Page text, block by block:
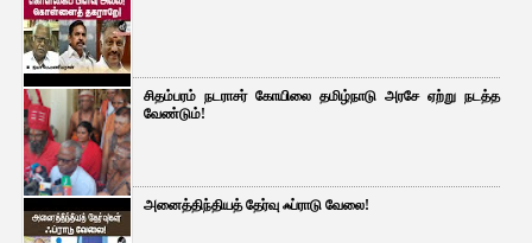
சிதம்பரம் நடராசர் கோயிலை தமிழ்நாடு அரசே ஏற்று நடத்த
வேண்டும்!
அனைத்திந்தியத் தேர்வு ஃப்ராடு வேலை!